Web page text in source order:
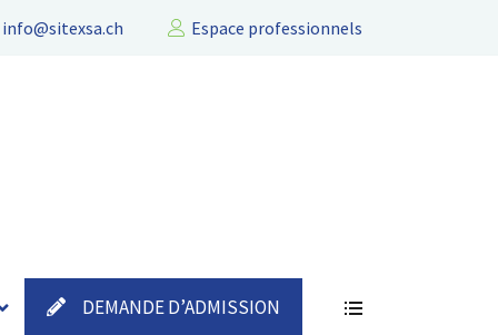
info@sitexsa.ch Espace professionnels
DEMANDE D’ADMISSION